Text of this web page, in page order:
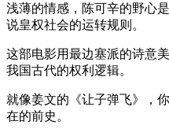
浅薄的情感，陈可辛的野心
说皇权社会的运转规则。
这部电影用最边塞派的诗意
我国古代的权利逻辑。
就像姜文的《让子弹飞》，
在的前史。